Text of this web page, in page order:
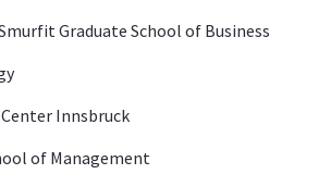
Graduate School of Business
Innsbruck
of Management